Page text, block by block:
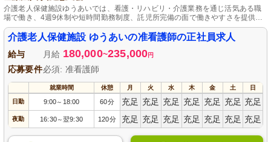
介護老人保健施設ゆうあいでは、看護・リハビリ・介護業務を通じ活気ある職
場で働き、4週9休制や短時間勤務制度、託児所完備の面で働きやすさを提供
し、入所者の早期家庭復帰を目指しています。
介護老人保健施設 ゆうあいの准看護師の正社員求人
給与 月給 180,000~235,000円
応募要件必須: 准看護師
就業時間 休憩 月 火 水 木 金 土 日
日勤 9:00～ 18:00 60分 充足 充足 充足 充足 充足 充足 充足
夜勤 16:30～翌9:30 120分 充足 充足 充足 充足 充足 充足 充足